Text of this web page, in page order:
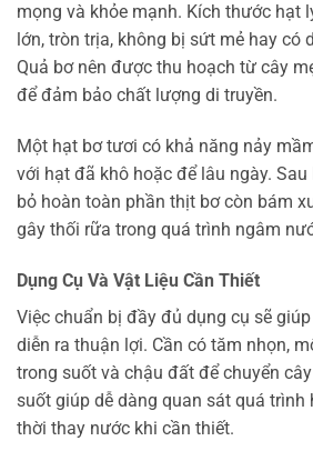
mọng và khỏe mạnh. Kích thước hạt
lớn, tròn trịa, không bị sứt mẻ hay có
Quả bơ nên được thu hoạch từ cây
để đảm bảo chất lượng di truyền.
Một hạt bơ tươi có khả năng nảy
với hạt đã khô hoặc để lâu ngày.
bỏ hoàn toàn phần thịt bơ còn bám
gây thối rữa trong quá trình ngâm
Dụng Cụ Và Vật Liệu Cần Thiết
Việc chuẩn bị đầy đủ dụng cụ sẽ
diễn ra thuận lợi. Cần có tăm nhọn,
trong suốt và chậu đất để chuyển
suốt giúp dễ dàng quan sát quá trình
thời thay nước khi cần thiết.